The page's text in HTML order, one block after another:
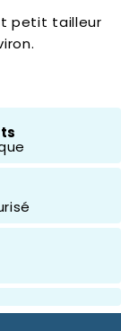
petit tailleur
Amis